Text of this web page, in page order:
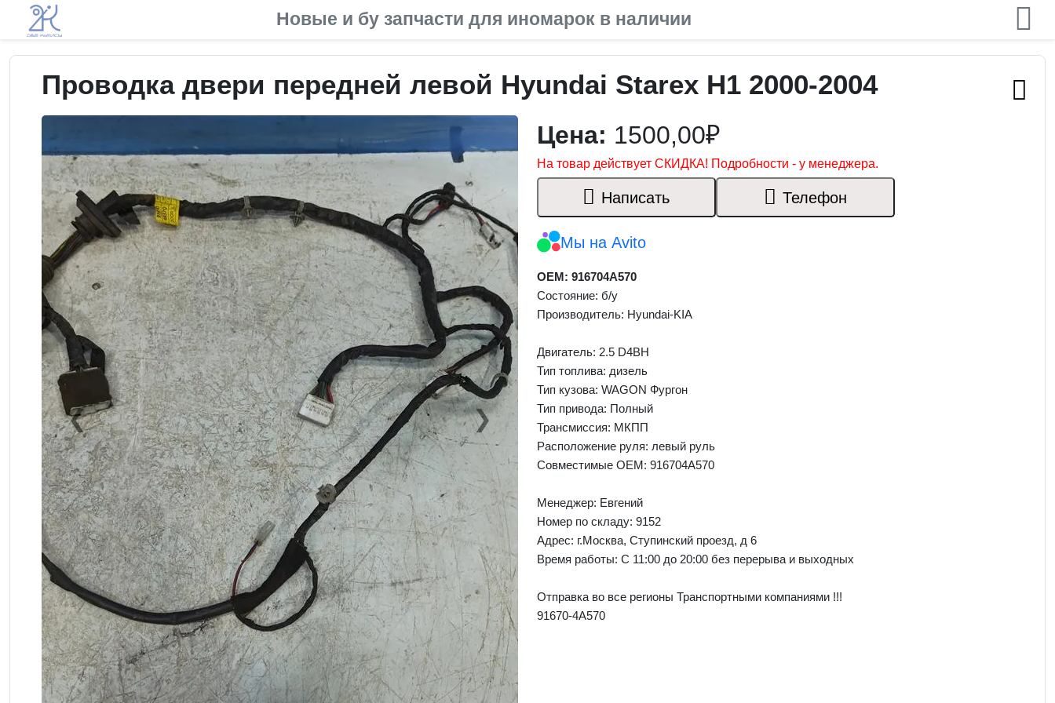
Новые и бу запчасти для иномарок в наличии
Проводка двери передней левой Hyundai Starex H1 2000-2004
❮Previous ❯
Next
Цена: 1500,00₽
На товар действует СКИДКА! Подробности - у менеджера.
Написать Телефон
Мы на Avito
OEM: 916704A570
Состояние: б/у
Производитель: Hyundai-KIA
Двигатель: 2.5 D4BH
Тип топлива: дизель
Тип кузова: WAGON Фургон
Тип привода: Полный
Трансмиссия: МКПП
Расположение руля: левый руль
Совместимые OEM: 916704A570
Менеджер: Евгений
Номер по складу: 9152
Адрес: г.Москва, Ступинский проезд, д 6
Время работы: С 11:00 до 20:00 без перерыва и выходных
Отправка во все регионы Транспортными компаниями !!!
91670-4A570